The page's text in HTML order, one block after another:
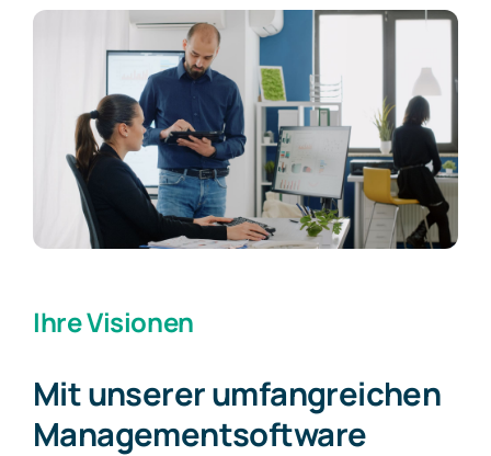
Kontakt
Ihre Visionen
Mit unserer umfangreichen
Managementsoftware